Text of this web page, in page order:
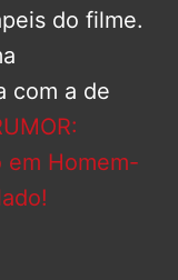
do filme.
com a de
em Homem-